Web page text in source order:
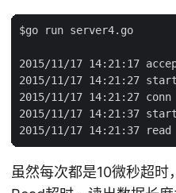
$go run server4.go
2015/11/17 14:21:17
2015/11/17 14:21:27
2015/11/17 14:21:27
2015/11/17 14:21:37
虽然每次都是10微秒超时